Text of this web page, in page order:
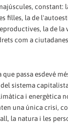
constant:
filles, la de
la de la
com a
passa esdevé
sistema
i energètica
una única crisi,
la natura i les